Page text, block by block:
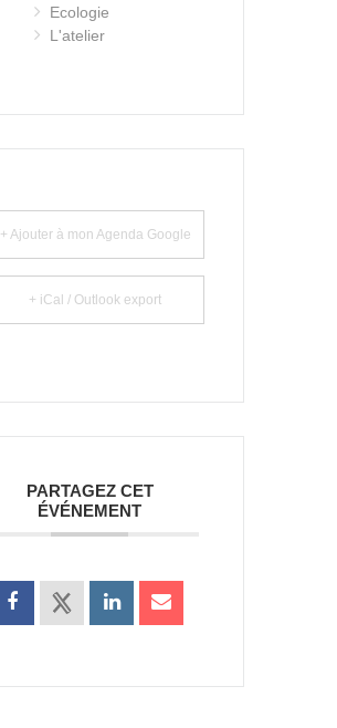
Ecologie
L'atelier
+ Ajouter à mon Agenda Google
+ iCal / Outlook export
PARTAGEZ CET
ÉVÉNEMENT